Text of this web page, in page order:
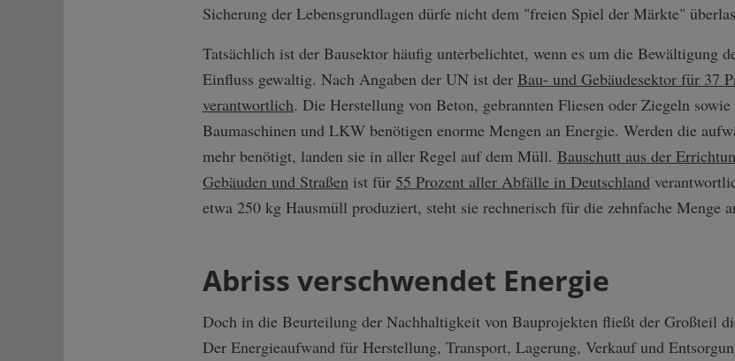
Sicherung der Lebensgrundlagen dürfe nicht dem "freien Spiel der Märkte"
Tatsächlich ist der Bausektor häufig unterbelichtet, wenn es um die Bewältigung
Einfluss gewaltig. Nach Angaben der UN ist der Bau- und Gebäudesektor für 37
verantwortlich. Die Herstellung von Beton, gebrannten Fliesen oder Ziegeln
Baumaschinen und LKW benötigen enorme Mengen an Energie. Werden die
mehr benötigt, landen sie in aller Regel auf dem Müll. Bauschutt aus der
Gebäuden und Straßen ist für 55 Prozent aller Abfälle in Deutschland
etwa 250 kg Hausmüll produziert, steht sie rechnerisch für die zehnfache Menge
Abriss verschwendet Energie
Doch in die Beurteilung der Nachhaltigkeit von Bauprojekten fließt der Großteil
Der Energieaufwand für Herstellung, Transport, Lagerung, Verkauf und